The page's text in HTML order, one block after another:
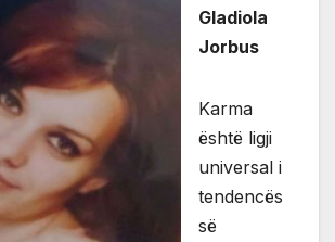
Gladiola
Jorbus
Karma
është ligji
universal i
tendencës
së